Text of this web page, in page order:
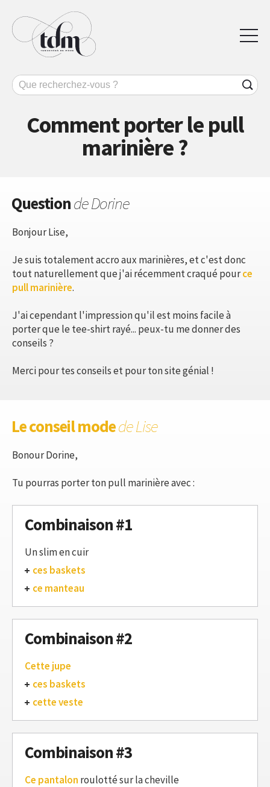
Comment porter le pull
marinière ?
Questionde Dorine
Bonjour Lise,
Je suis totalement accro aux marinières, et c'est donc
tout naturellement que j'ai récemment craqué pource
pull marinière.
J'ai cependant l'impression qu'il est moins facile à
porter que le tee-shirt rayé... peux-tu me donner des
conseils ?
Merci pour tes conseils et pour ton site génial !
Le conseil modede Lise
Bonour Dorine,
Tu pourras porter ton pull marinière avec :
Combinaison #1
Un slim en cuir
ces baskets
ce manteau
Combinaison #2
Cette jupe
ces baskets
cette veste
Combinaison #3
Ce pantalon roulotté sur la cheville